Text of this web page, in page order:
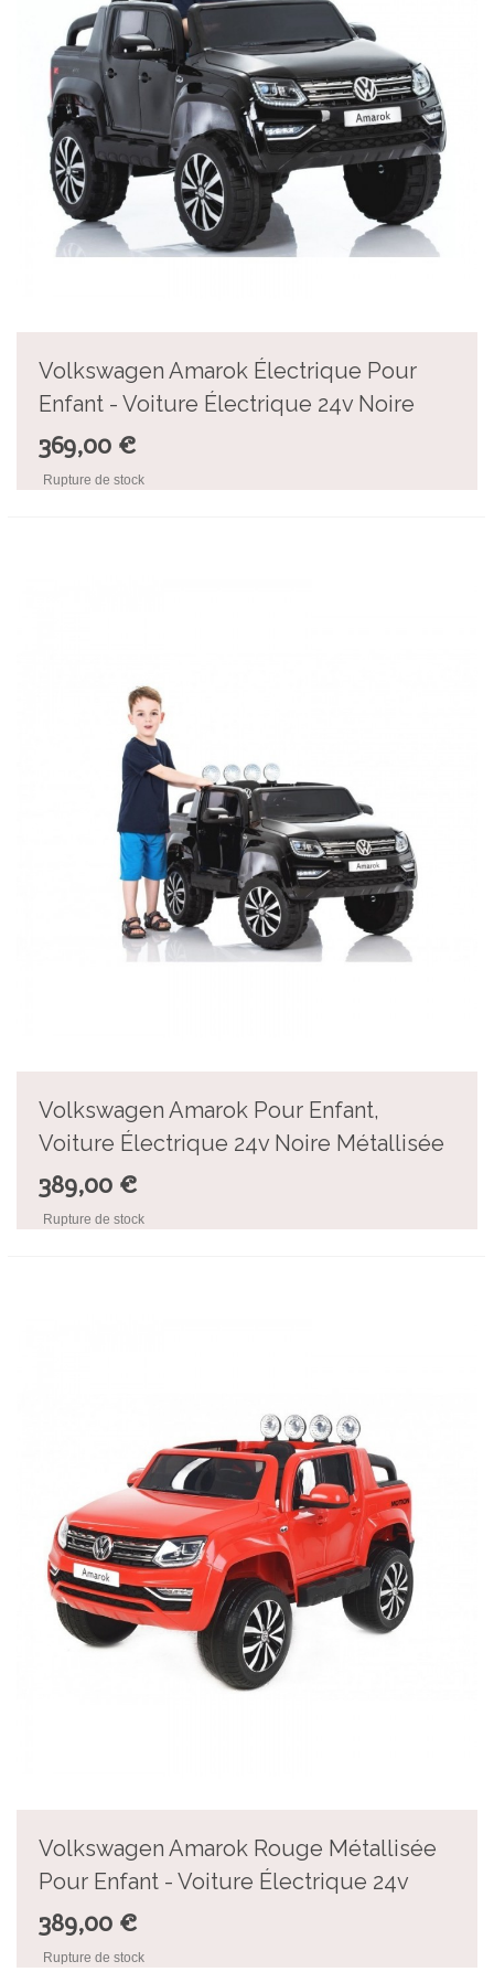
Volkswagen Amarok Électrique Pour
Enfant - Voiture Électrique 24v Noire
369,00 €
Rupture de stock
Volkswagen Amarok Pour Enfant,
Voiture Électrique 24v Noire Métallisée
389,00 €
Rupture de stock
Volkswagen Amarok Rouge Métallisée
Pour Enfant - Voiture Électrique 24v
389,00 €
Rupture de stock